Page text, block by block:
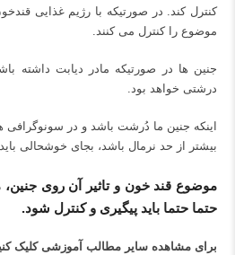
کنترل کند. در صورتیکه با رژیم غذایی
موضوع را کنترل می کنند.
جنین ها در صورتیکه مادر دیابت داشته
درشتی خواهد بود.
اینکه جنین ما دُرشت باشد و در
بیشتر از حد نرمال باشد، بجای خوشحالی
موضوع قند خون و تاثیر آن روی
حتما حتما باید پیگیری و کنترل شود.
برای مشاهده سایر مطالب آموزشیکلیک